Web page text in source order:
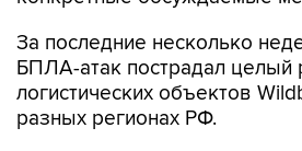
За последние несколько
БПЛА-атак пострадал целый
логистических объектов
разных регионах РФ.